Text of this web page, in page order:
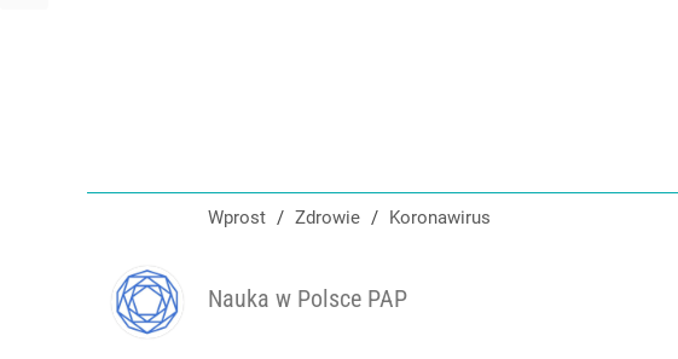
Wprost / Zdrowie / Koronawirus
Nauka w Polsce PAP